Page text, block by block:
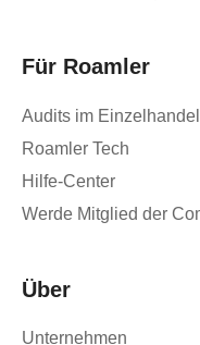
Für Roamler
Audits im Einzelhandel
Roamler Tech
Hilfe-Center
Werde Mitglied der
Über
Unternehmen